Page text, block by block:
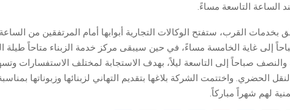
الساعة التاسعة مساءً.
بخدمات القرب، ستفتح الوكالات التجارية أبوابها أمام المرتفقين من
إلى غاية الخامسة مساءً، في حين سيبقى مركز خدمة الزبناء متاحاً طيلة
والنصف صباحاً إلى التاسعة ليلاً، بهدف الاستجابة لمختلف الاستفسارات
الحضري. واختتمت الشركة بلاغها بتقديم التهاني لزبنائها وزبوناتها
لهم شهراً مباركاً.